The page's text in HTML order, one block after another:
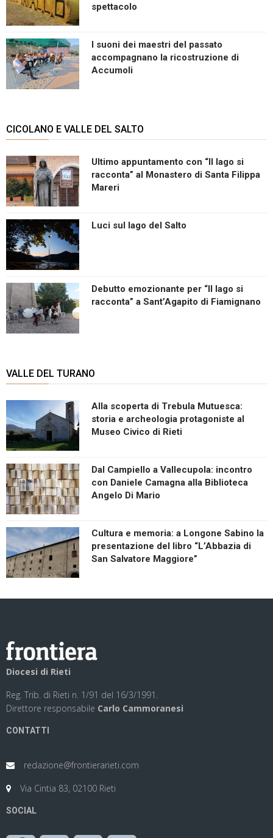
spettacolo
I suoni dei maestri del passato
accompagnano la ricostruzione di
Accumoli
CICOLANO E VALLE DEL SALTO
Ultimo appuntamento con “Il lago si
racconta” al Monastero di Santa Filippa
Mareri
Luci sul lago del Salto
Debutto emozionante per “Il lago si
racconta” a Sant’Agapito di Fiamignano
VALLE DEL TURANO
Alla scoperta di Trebula Mutuesca:
storia e archeologia protagoniste al
Museo Civico di Rieti
Dal Campiello a Vallecupola: incontro
con Daniele Camagna alla Biblioteca
Angelo Di Mario
Cultura e memoria: a Longone Sabino la
presentazione del libro “L’Abbazia di
San Salvatore Maggiore”
Diocesi di Rieti
Reg. Trib. di Rieti n. 1/91 del 16/3/1991.
Direttore responsabile Carlo Cammoranesi
CONTATTI
redazione@frontierarieti.com
Via Cintia 83, 02100 Rieti
SOCIAL